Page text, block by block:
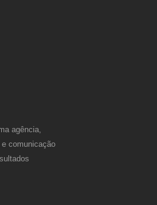
agência,
comunicação